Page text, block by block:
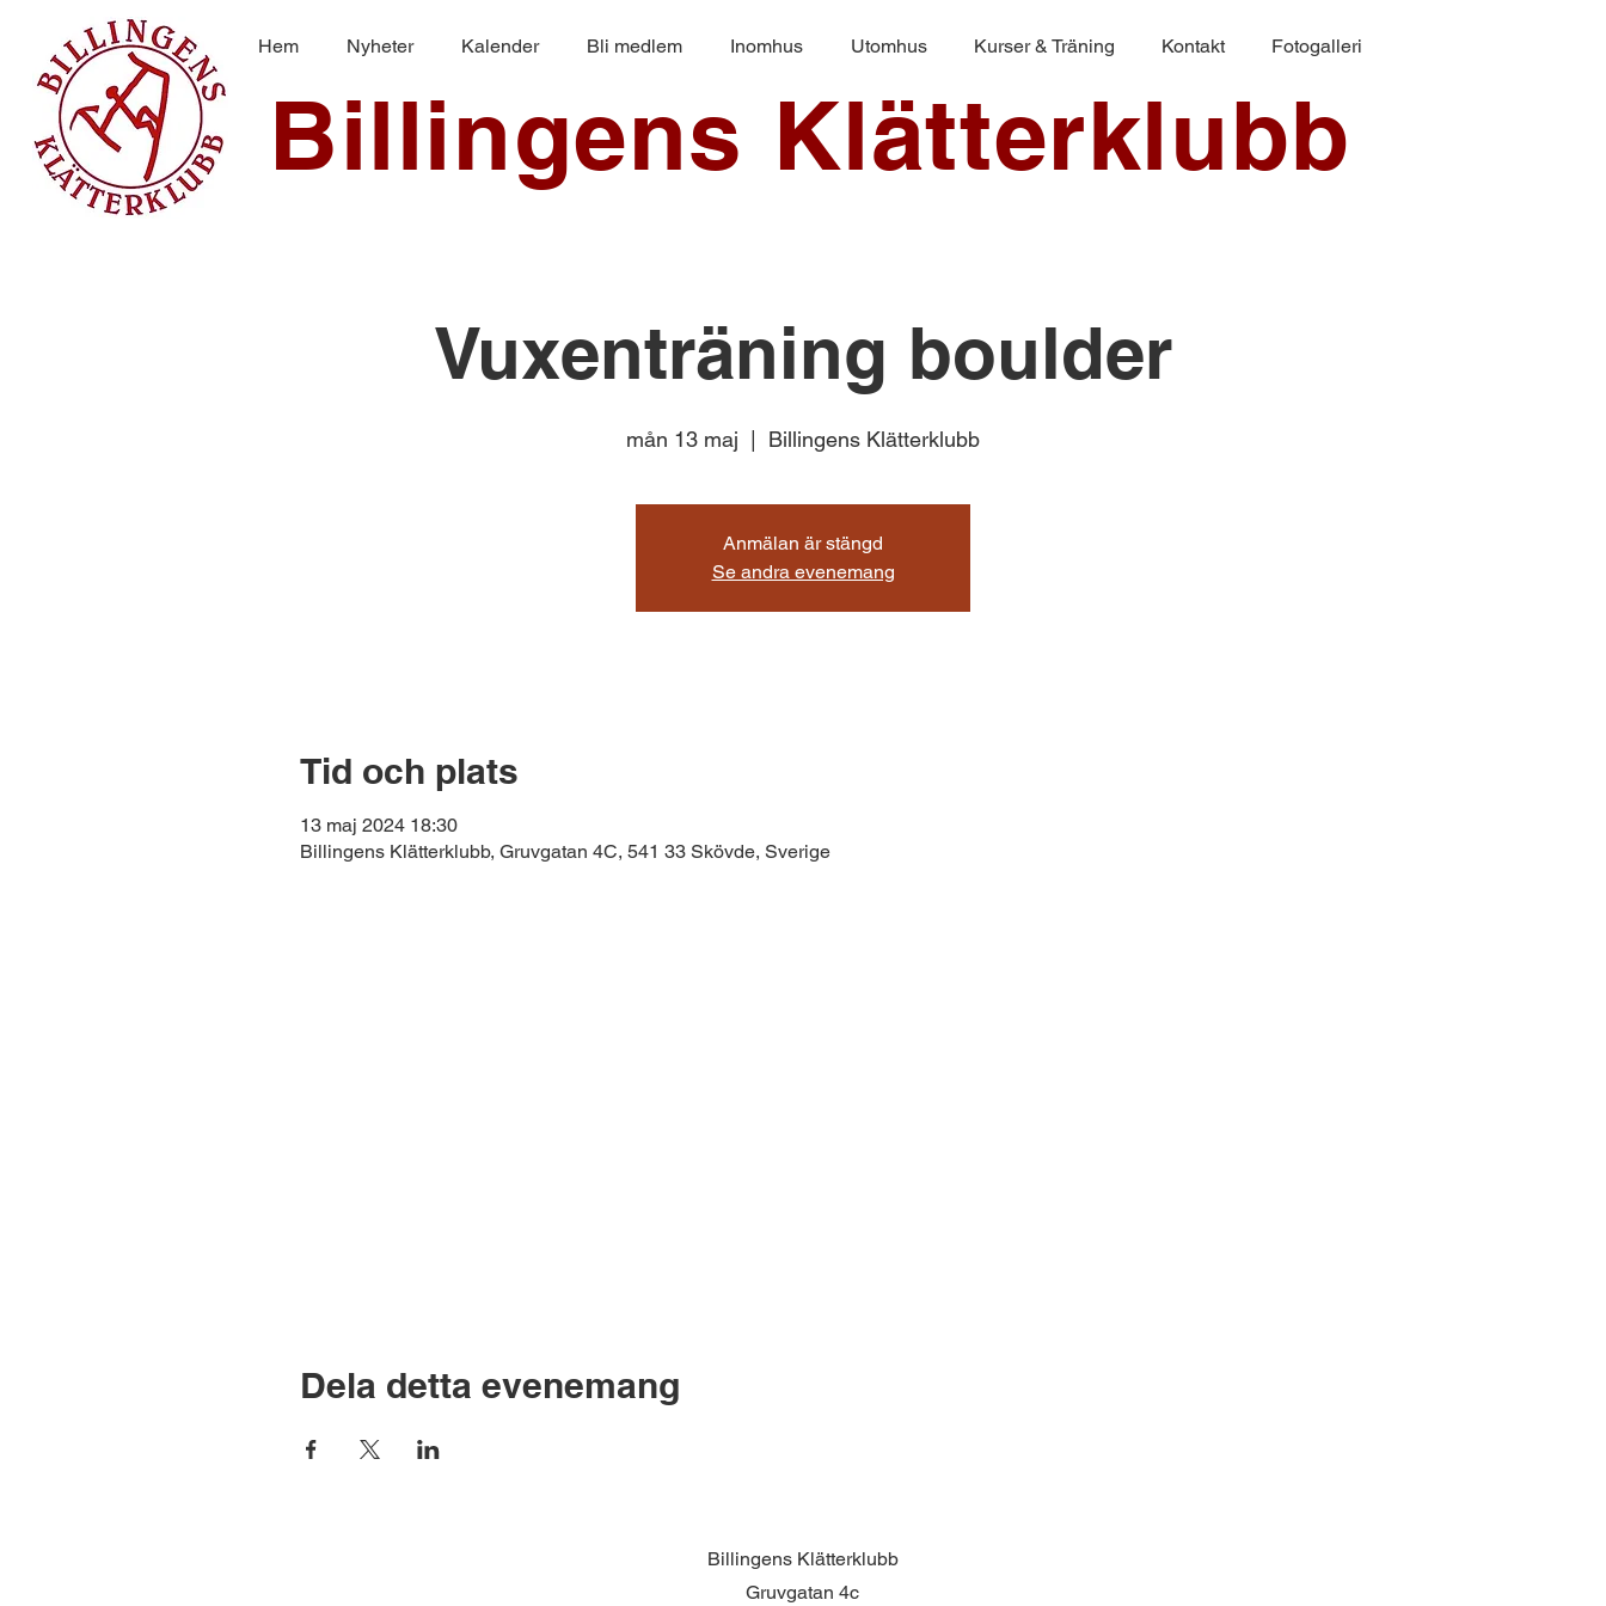
Billingens Klätterklubb
Hem Nyheter Kalender Bli medlem Inomhus Utomhus Kurser & Träning Kontakt Fotogalleri
Vuxenträning boulder
mån 13 maj Billingens Klätterklubb
Anmälan är stängd
Se andra evenemang
Tid och plats
13 maj 2024 18:30
Billingens Klätterklubb, Gruvgatan 4C, 541 33 Skövde, Sverige
Dela detta evenemang
Billingens Klätterklubb
Gruvgatan 4c